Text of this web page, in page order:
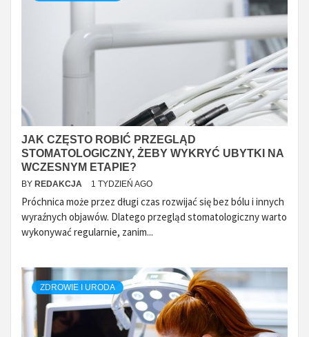
JAK CZĘSTO ROBIĆ PRZEGLĄD
STOMATOLOGICZNY, ŻEBY WYKRYĆ UBYTKI NA
WCZESNYM ETAPIE?
BY REDAKCJA 1 TYDZIEŃ AGO
Próchnica może przez długi czas rozwijać się bez bólu i innych
wyraźnych objawów. Dlatego przegląd stomatologiczny warto
wykonywać regularnie, zanim...
ZDROWIE I URODA